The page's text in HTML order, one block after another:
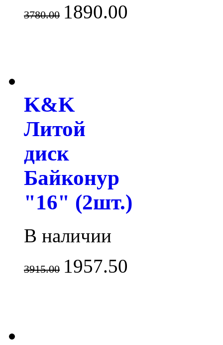
3780.00 1890.00
K&K
Литой
диск
Байконур
"16" (2шт.)
В наличии
3915.00 1957.50